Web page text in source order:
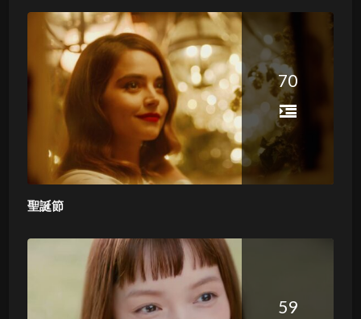
70
聖誕節
59